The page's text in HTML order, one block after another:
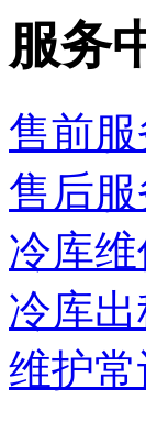
服务
售前服
售后服
冷库维
冷库出
维护常